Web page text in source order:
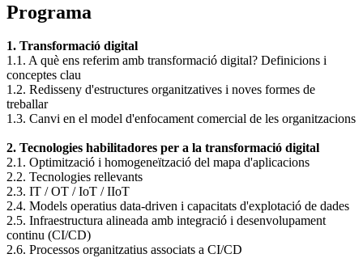
Programa
1. Transformació digital
1.1. A què ens referim amb transformació digital? Definicions i
conceptes clau
1.2. Redisseny d'estructures organitzatives i noves formes de
treballar
1.3. Canvi en el model d'enfocament comercial de les organitzacions
2. Tecnologies habilitadores per a la transformació digital
2.1. Optimització i homogeneïtzació del mapa d'aplicacions
2.2. Tecnologies rellevants
2.3. IT / OT / IoT / IIoT
2.4. Models operatius data-driven i capacitats d'explotació de dades
2.5. Infraestructura alineada amb integració i desenvolupament
continu (CI/CD)
2.6. Processos organitzatius associats a CI/CD